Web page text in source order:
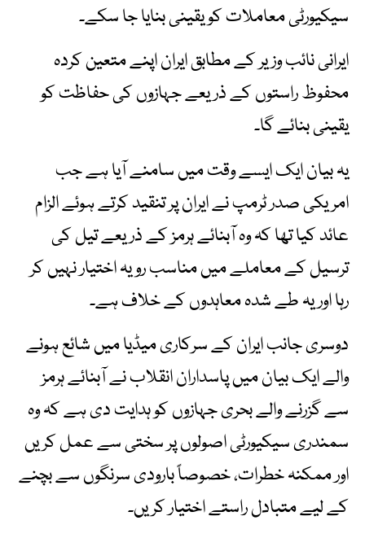
سیکیورٹی معاملات کو یقینی بنایا جا سکے۔
ایرانی نائب وزیر کے مطابق ایران اپنے متعین کردہ
محفوظ راستوں کے ذریعے جہازوں کی حفاظت کو
یقینی بنائے گا۔
یہ بیان ایک ایسے وقت میں سامنے آیا ہے جب
امریکی صدر ٹرمپ نے ایران پر تنقید کرتے ہوئے الزام
عائد کیا تھا کہ وہ آبنائے ہرمز کے ذریعے تیل کی
ترسیل کے معاملے میں مناسب رویہ اختیار نہیں کر
رہا اور یہ طے شدہ معاہدوں کے خلاف ہے۔
دوسری جانب ایران کے سرکاری میڈیا میں شائع ہونے
والے ایک بیان میں پاسداران انقلاب نے آبنائے ہرمز
سے گزرنے والے بحری جہازوں کو ہدایت دی ہے کہ وہ
سمندری سیکیورٹی اصولوں پر سختی سے عمل کریں
اور ممکنہ خطرات، خصوصاً بارودی سرنگوں سے بچنے
کے لیے متبادل راستے اختیار کریں۔